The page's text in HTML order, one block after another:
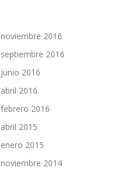
noviembre 2016
septiembre 2016
junio 2016
abril 2016
febrero 2016
abril 2015
enero 2015
noviembre 2014